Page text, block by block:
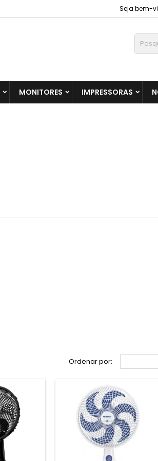
Seja bem-
MONITORES IMPRESSORAS
Ordenar por: